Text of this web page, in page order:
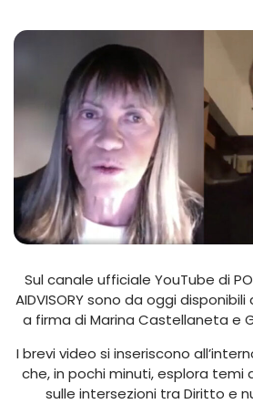
Sul canale ufficiale YouTube di
AIDVISORY sono da oggi disponibili
a firma di Marina Castellaneta e
I brevi video si inseriscono
che, in pochi minuti, esplora
sulle intersezioni tra Diritto e